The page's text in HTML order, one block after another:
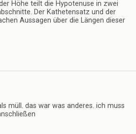
Höhe teilt die Hypotenuse in zwei
Der Kathetensatz und der
Aussagen über die Längen dieser
müll. das war was anderes. ich muss